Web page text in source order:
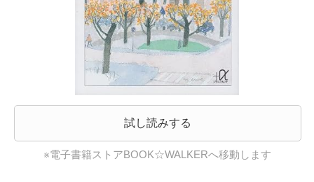
試し読みする
※電子書籍ストアBOOK☆WALKERへ移動します